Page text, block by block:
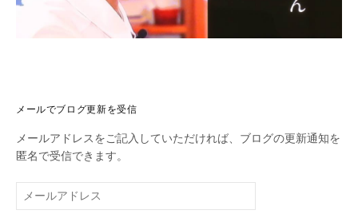
メールでブログ更新を受信
メールアドレスをご記入していただければ、ブログの更新通知を
匿名で受信できます。
ー